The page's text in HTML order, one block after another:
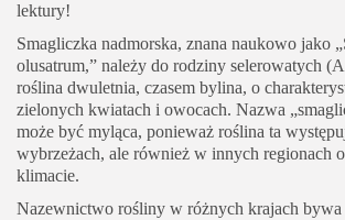
lektury!
Smagliczka nadmorska, znana naukowo jako
olusatrum,” należy do rodziny selerowatych
roślina dwuletnia, czasem bylina, o
zielonych kwiatach i owocach. Nazwa
może być myląca, ponieważ roślina ta
wybrzeżach, ale również w innych regionach
klimacie.
Nazewnictwo rośliny w różnych krajach bywa